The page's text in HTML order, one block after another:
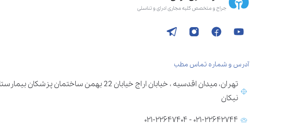
آدرس و شماره تماس مطب
تهران، میدان اقدسیه ، خیابان اراج خیابان 22 بهمن ساختمان پزشکان
نیکان
۰۲۱-۲۲۶۴۲۷۴۴ - ۰۲۱-۲۲۶۴۷۴۰۴